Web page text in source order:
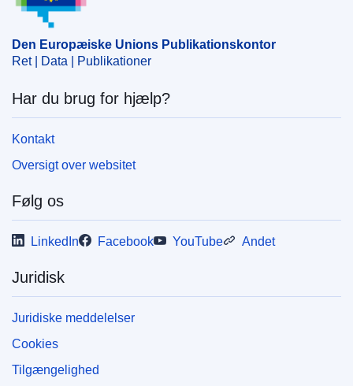
Den Europæiske Unions Publikationskontor
Ret | Data | Publikationer
Har du brug for hjælp?
Kontakt
Oversigt over websitet
Følg os
LinkedIn Facebook YouTube Andet
Juridisk
Juridiske meddelelser
Cookies
Tilgængelighed